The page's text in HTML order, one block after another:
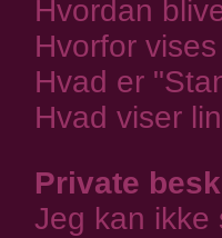
Hvordan
Hvorfor
Hvad er
Hvad viser
Private
Jeg kan ikke